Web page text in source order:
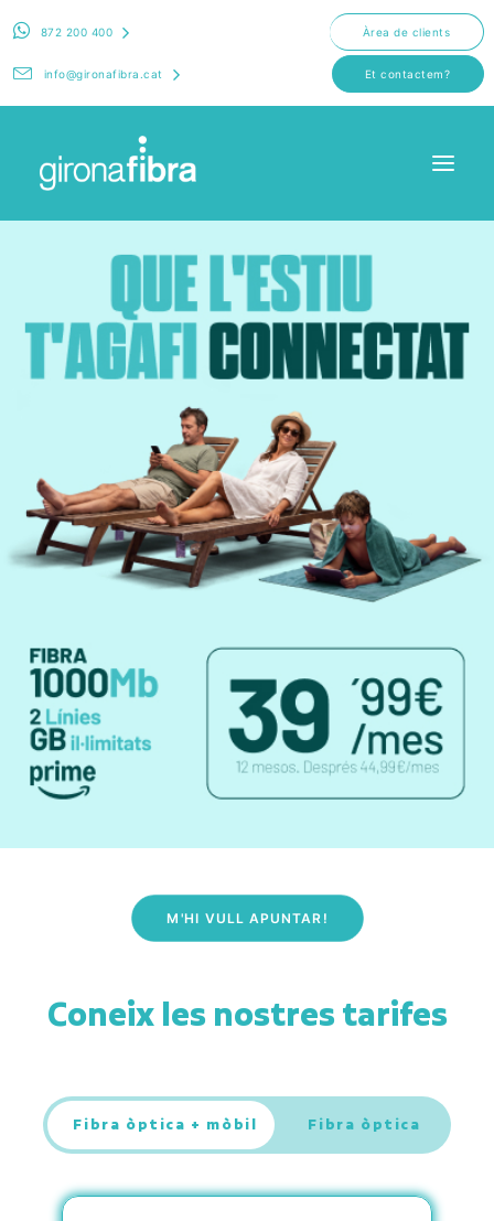
872 200 400
info@gironafibra.cat
Àrea de clients
Et contactem?
Fibra + mòbil
Sobre nosaltres
M'HI VULL APUNTAR!
Coneix les nostres tarifes
Fibra òptica + mòbil Fibra òptica